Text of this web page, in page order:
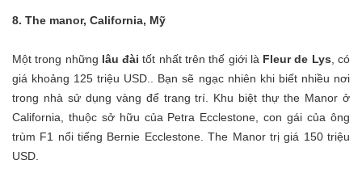
8. The manor, California, Mỹ
Một trong những lâu đài tốt nhất trên thế giới là Fleur de Lys , có
giá khoảng 125 triệu USD.. Bạn sẽ ngạc nhiên khi biết nhiều nơi
trong nhà sử dụng vàng để trang trí. Khu biệt thự the Manor ở
California, thuộc sở hữu của Petra Ecclestone, con gái của ông
trùm F1 nổi tiếng Bernie Ecclestone. The Manor trị giá 150 triệu
USD.